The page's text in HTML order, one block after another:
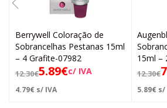
Berrywell Coloração de
Sobrancelhas Pestanas 15ml
– 4 Grafite-07982
12.30€5.89€c/ IVA
4.79€ s/ IVA
15ml –
12.30€
5.89€ s/